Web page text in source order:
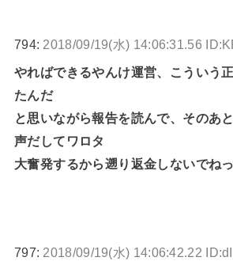
794: 2018/09/19(水) 14:06:31.56
やればできるやんけ運営、こういう
たんだ
と思いながら報告を読んで、そのあ
声だしてワロタ
大奮発するから遡り返金しないでね
797: 2018/09/19(水) 14:06:42.22